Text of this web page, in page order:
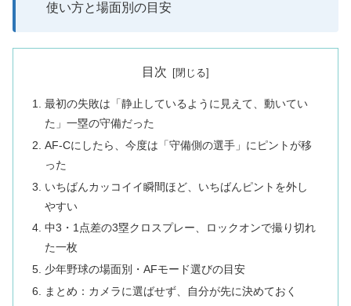
使い方と場面別の目安
目次
最初の失敗は「静止しているように見えて、動いてい
た」一塁の守備だった
AF-Cにしたら、今度は「守備側の選手」にピントが移
った
いちばんカッコイイ瞬間ほど、いちばんピントを外し
やすい
中3・1点差の3塁クロスプレー、ロックオンで撮り切れ
た一枚
少年野球の場面別・AFモード選びの目安
まとめ：カメラに選ばせず、自分が先に決めておく